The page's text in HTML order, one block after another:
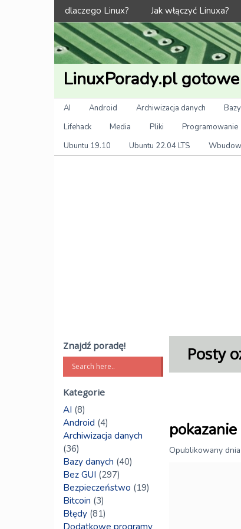
Menu
dlaczego Linux? Jak włączyć Linuxa?
LinuxPorady.pl
Kategorie
AI Android Archiwizacja danych
Lifehack
Media Pliki Programowanie
Ubuntu 19.10
Ubuntu 22.04 LTS
Posty
Opublikowany dnia
Znajdź poradę!
Kategorie
AI (8)
Android (4)
Archiwizacja danych
(36)
Bazy danych (40)
Bez GUI (297)
Bezpieczeństwo (19)
Bitcoin (3)
Błędy (81)
Dodatkowe programy